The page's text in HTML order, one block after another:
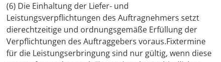
(6) Die Einhaltung der Liefer- und
Leistungsverpflichtungen des Auftragnehmers setzt
dierechtzeitige und ordnungsgemäße Erfüllung der
Verpflichtungen des Auftraggebers voraus.Fixtermine
für die Leistungserbringung sind nur gültig, wenn diese